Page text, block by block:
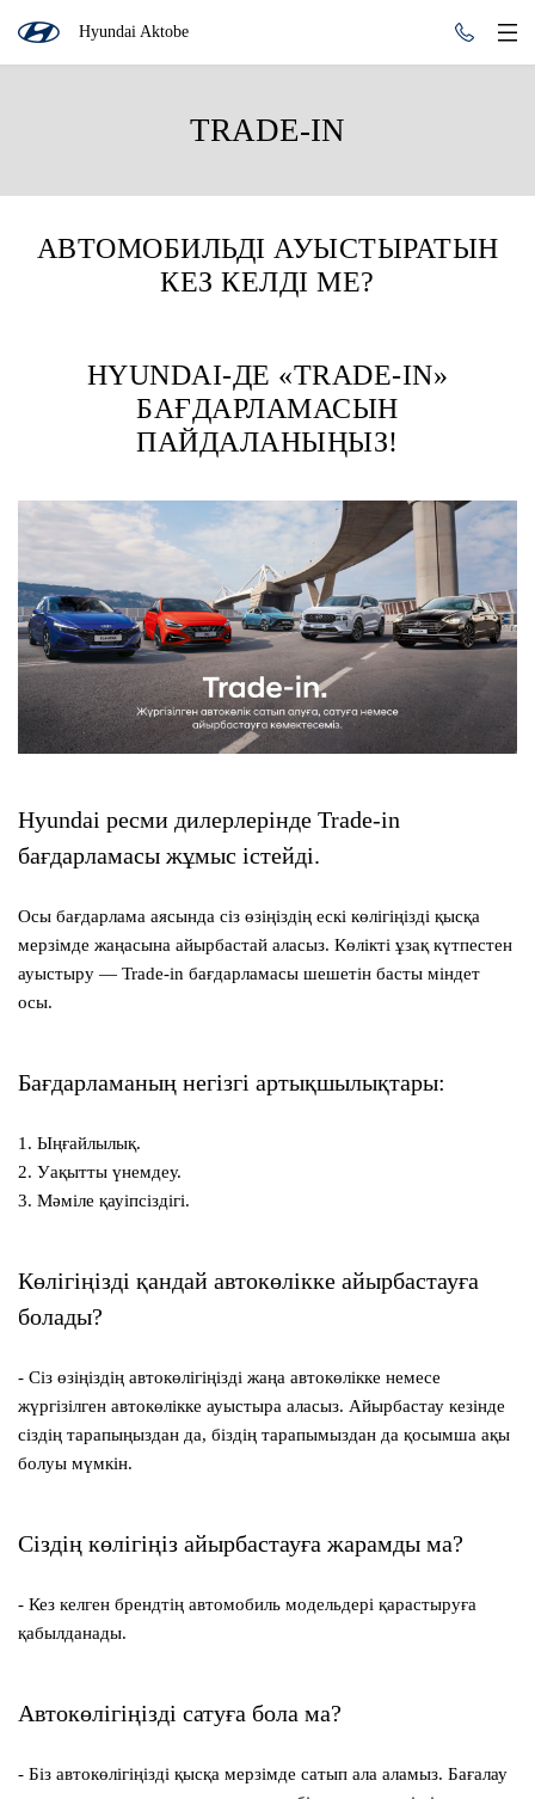
Hyundai Aktobe
TRADE-IN
АВТОМОБИЛЬДІ АУЫСТЫРАТЫН
КЕЗ КЕЛДІ МЕ?
HYUNDAI-ДЕ «TRADE-IN»
БАҒДАРЛАМАСЫН
ПАЙДАЛАНЫҢЫЗ!
Hyundai ресми дилерлерінде Trade-in
бағдарламасы жұмыс істейді.
Осы бағдарлама аясында сіз өзіңіздің ескі көлігіңізді қысқа
мерзімде жаңасына айырбастай аласыз. Көлікті ұзақ күтпестен
ауыстыру — Trade-in бағдарламасы шешетін басты міндет
осы.
Бағдарламаның негізгі артықшылықтары:
1. Ыңғайлылық.
2. Уақытты үнемдеу.
3. Мәміле қауіпсіздігі.
Көлігіңізді қандай автокөлікке айырбастауға
болады?
- Сіз өзіңіздің автокөлігіңізді жаңа автокөлікке немесе
жүргізілген автокөлікке ауыстыра аласыз. Айырбастау кезінде
сіздің тарапыңыздан да, біздің тарапымыздан да қосымша ақы
болуы мүмкін.
Сіздің көлігіңіз айырбастауға жарамды ма?
- Кез келген брендтің автомобиль модельдері қарастыруға
қабылданады.
Автокөлігіңізді сатуға бола ма?
- Біз автокөлігіңізді қысқа мерзімде сатып ала аламыз. Бағалау